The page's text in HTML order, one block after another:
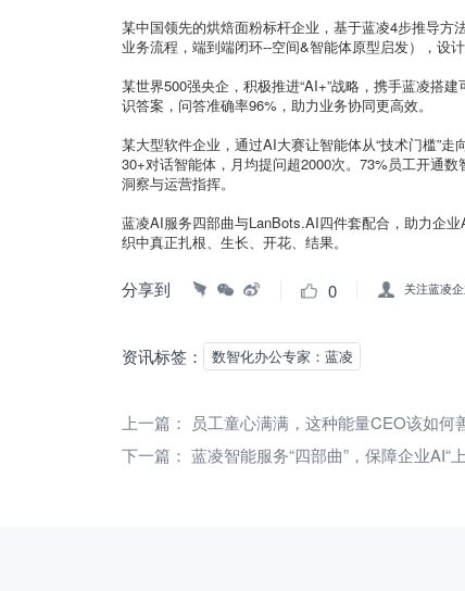
某中国领先的烘焙面粉标杆企业，基于蓝凌4步推导
业务流程，端到端闭环--空间&智能体原型启发），设计
某世界500强央企，积极推进“AI+”战略，携手蓝凌搭
识答案，问答准确率96%，助力业务协同更高效。
某大型软件企业，通过AI大赛让智能体从“技术门槛”
30+对话智能体，月均提问超2000次。73%员工开通
洞察与运营指挥。
蓝凌AI服务四部曲与LanBots.AI四件套配合，助力企业
织中真正扎根、生长、开花、结果。
分享到 0 关注蓝凌
资讯标签： 数智化办公专家：蓝凌
上一篇：
员工童心满满，这种能量CEO该如何
下一篇： 蓝凌智能服务“四部曲”，保障企业AI“